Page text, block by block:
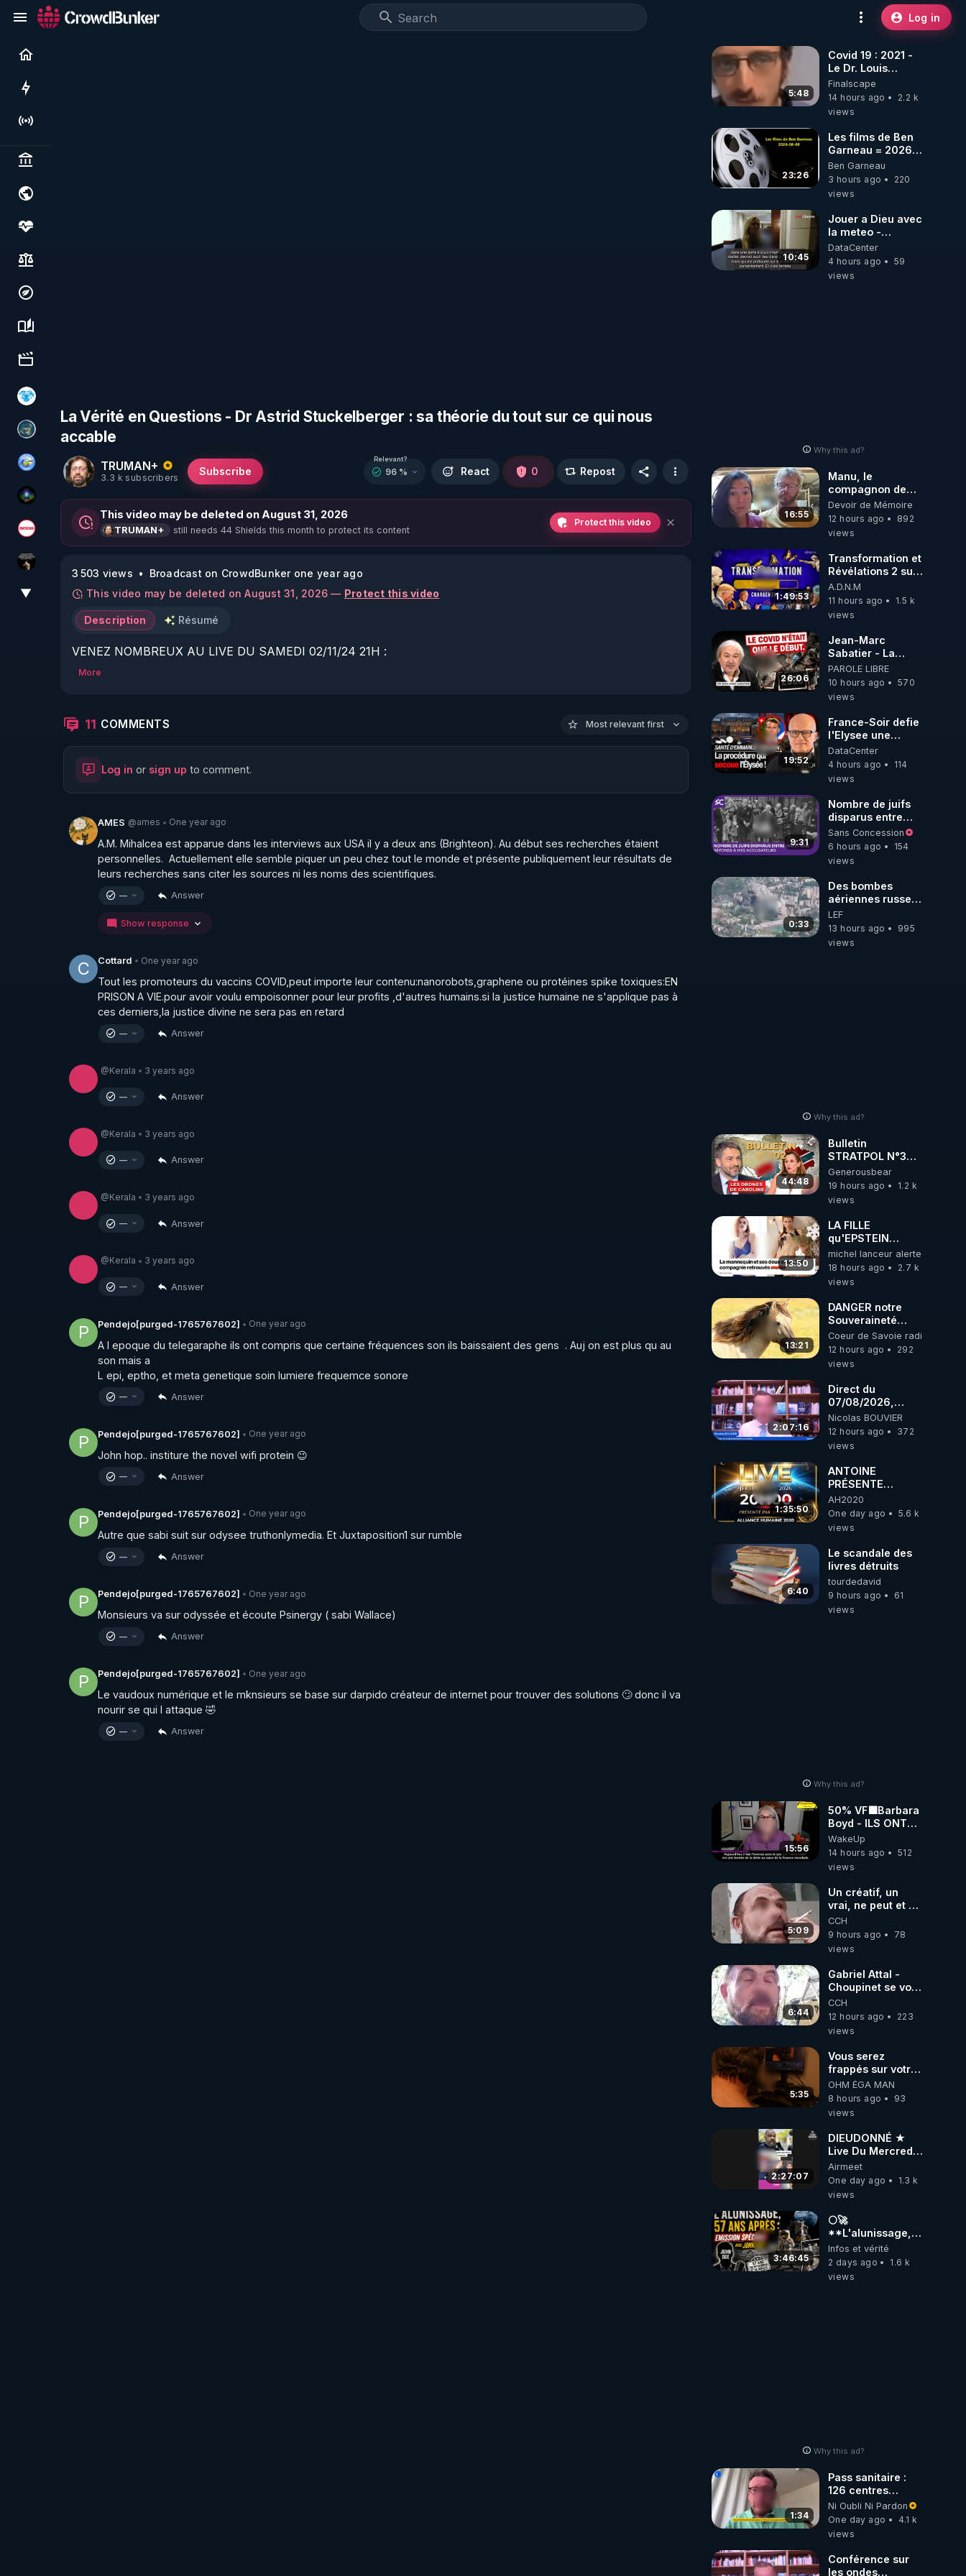
Log in
Live
Politics & institutions
Society, justice & freedoms
Economy, environment & technology
Science, history & spirituality
Culture, media & entertainment
A.D.N.M
Réinformation sur le monde
Tonton Posture Débrief
WakeUp
Magazine Nexus
Infos et vérité
▼
La Vérité en Questions - Dr Astrid Stuckelberger : sa théorie du tout sur ce qui nous
accable
TRUMAN+
3.3 k subscribers
Subscribe
Relevant?
96 % React 0 Repost
This video may be deleted on August 31, 2026
TRUMAN+ still needs 44 Shields this month to protect its content
Protect this video
3 503 views
Broadcast on CrowdBunker one year ago
This video may be deleted on August 31, 2026 — Protect this video
Description Résumé
VENEZ NOMBREUX AU LIVE DU SAMEDI 02/11/24 21H :
La Vérité en Questions Vue du Star-Force Café :
commun, pour trouver la théorie du tout, sur ce qui nous accable depuis toujours, et comment en sortir.
https://odysee.com/@Airmeet:0/TUCKER-CARLSON-Itw-comple%CC%80te-de-MIKE-BENZ-QLT---ELO-
MERCI DE VOTER POUR CETTE VIDEO EN CLIQUANT SUR ^ EN BAS A DROITE OU EST ECRIT "P 50%" !!!
MERCI DE ME SOUTENIR EN CLIQUANT EN BAS A DROITE SUR "SOUTENIR" (CROWDBUNKER).
https://www.youtube.com/@bestofcomputer
https://vk.com/bestofcomputer
https://odysee.com/@Bestofcomputer:1
https://www.facebook.com/bestofcomputer
https://rumble.com/bestofcomputer
https://t.me/bestofcomputerlive
https://www.twitch.tv/bestofcomputer
https://www.bitchute.com/channel/bestofcomputer
CROWDBUNKER & ODYSEE & YOUTUBE & TWITTER & VK & RUMBLE & TELEGRAM & FACEBOOK &
https://notretortureestreelle.com/dons-bestofcomputer.html
https://tinyurl.com/cagnottefred
More
11 COMMENTS Most relevant first
Log in or sign up to comment.
AMES @ames • One year ago
A.M. Mihalcea est apparue dans les interviews aux USA il y a deux ans (Brighteon). Au début ses recherches étaient
personnelles.  Actuellement elle semble piquer un peu chez tout le monde et présente publiquement leur résultats de
leurs recherches sans citer les sources ni les noms des scientifiques.
— Answer
Show response
C Cottard • One year ago
Tout les promoteurs du vaccins COVID,peut importe leur contenu:nanorobots,graphene ou protéines spike toxiques:EN
PRISON A VIE.pour avoir voulu empoisonner pour leur profits ,d'autres humains.si la justice humaine ne s'applique pas à
ces derniers,la justice divine ne sera pas en retard
— Answer
@Kerala • 3 years ago
— Answer
@Kerala • 3 years ago
— Answer
@Kerala • 3 years ago
— Answer
@Kerala • 3 years ago
— Answer
P Pendejo[purged-1765767602] • One year ago
A l epoque du telegaraphe ils ont compris que certaine fréquences son ils baissaient des gens  . Auj on est plus qu au
son mais a
L epi, eptho, et meta genetique soin lumiere frequemce sonore
— Answer
P Pendejo[purged-1765767602] • One year ago
John hop.. institure the novel wifi protein 😉
— Answer
P Pendejo[purged-1765767602] • One year ago
Autre que sabi suit sur odysee truthonlymedia. Et Juxtaposition1 sur rumble
— Answer
P Pendejo[purged-1765767602] • One year ago
Monsieurs va sur odyssée et écoute Psinergy ( sabi Wallace)
— Answer
P Pendejo[purged-1765767602] • One year ago
Le vaudoux numérique et le mknsieurs se base sur darpido créateur de internet pour trouver des solutions 🙄 donc il va
nourir se qui l attaque 🤣
— Answer
5:48
Covid 19 : 2021 -
Le Dr. Louis
Fouché renverse
le plateau de
CNews !
Finalscape
14 hours ago
2.2 k
views
23:26
Les films de Ben
Garneau = 2026-
08-08
Ben Garneau
3 hours ago
220
views
10:45
Jouer a Dieu avec
la meteo -
Citoicitoyen
DataCenter
4 hours ago
59
views
Why this ad?
16:55
Manu, le
compagnon de
Kyria, raconte sa
garde à vue
musclée.
Devoir de Mémoire
12 hours ago
892
views
1:49:53
Transformation et
Révélations 2 sur
2 - live du
07/08/26
A.D.N.M
11 hours ago
1.5 k
views
26:06
Jean-Marc
Sabatier - La
Covid-19 n'a été
que le début -
L'ARNm &
où auront-t-il ?
PAROLE LIBRE
10 hours ago
570
views
19:52
France-Soir defie
l'Elysee une
procedure inedite
sur la sante du
president - Nexus
DataCenter
4 hours ago
114
views
9:31
Nombre de juifs
disparus entre
1941 et 1945
(Réponse à mes
accusateurs)
Sans Concession
6 hours ago
154
views
0:33
Des bombes
aériennes russes
anéantissent les
centres de
contrôle de
LEF
13 hours ago
995
views
Why this ad?
44:48
Bulletin
STRATPOL N°302.
Armée des
drones, MS-21 en
série, missiles
07.08.2026.
Generousbear
19 hours ago
1.2 k
views
13:50
LA FILLE
qu'EPSTEIN
VOULAIT CACHER
michel lanceur alerte
18 hours ago
2.7 k
views
13:21
DANGER notre
Souveraineté
Alimentaire est
attaqué...
Coeur de Savoie radioweb TV
12 hours ago
292
views
2:07:16
Direct du
07/08/2026,
présenté par
Nicolas BOUVIER
Nicolas BOUVIER
12 hours ago
372
views
1:35:50
ANTOINE
PRÉSENTE
AH2020 LE LIVE
20H ***DU
06/08/2026***
AH2020
One day ago
5.6 k
views
6:40
Le scandale des
livres détruits
tourdedavid
9 hours ago
61
views
Why this ad?
15:56
50% VF🟩Barbara
Boyd - ILS ONT
MENTI SUR TOUT
-Jocelyne
Traduction
WakeUp
14 hours ago
512
views
5:09
Un créatif, un
vrai, ne peut et ne
doit pas faire
appel à
l'intelligence
CCH
9 hours ago
78
views
6:44
Gabriel Attal -
Choupinet se voit
en haut de
l'affiche
CCH
12 hours ago
223
views
5:35
Vous serez
frappés sur votre
sol européens par
la faute des
dirigeants qui
le nez
OHM ÉGA MAN
8 hours ago
93
views
2:27:07
DIEUDONNÉ ★
Live Du Mercredi
5 Août 2026
Airmeet
One day ago
1.3 k
views
3:46:45
🌕🚀
**L'alunissage,
57 ans après :
Émission spéciale
avec John Doe
Infos et vérité
2 days ago
1.6 k
views
Why this ad?
1:34
Pass sanitaire :
126 centres
commerciaux
concernés par
l'obligation dans
Ni Oubli Ni Pardon
One day ago
4.1 k
views
Conférence sur
les ondes